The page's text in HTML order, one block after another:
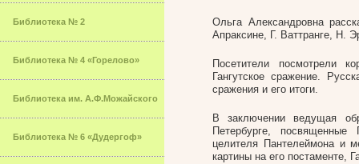
Библиотека № 2
Библиотека № 4 «Горелово»
Библиотека им. А.Ф.Можайского
Библиотека № 6 «Дудергоф»
Ольга Александровна
Апраксине, Г. Ваттранге, Н.
Посетители посмотрели
Гангутское сражение.
сражения и его итоги.
В заключении ведущая
Петербурге, посвященные
целителя Пантелеймона и
картины на его постаменте,